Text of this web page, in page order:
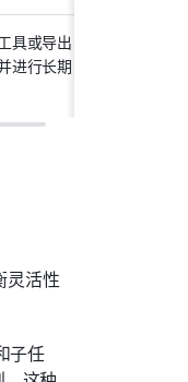
具或导出
进行长期
灵活性
子任